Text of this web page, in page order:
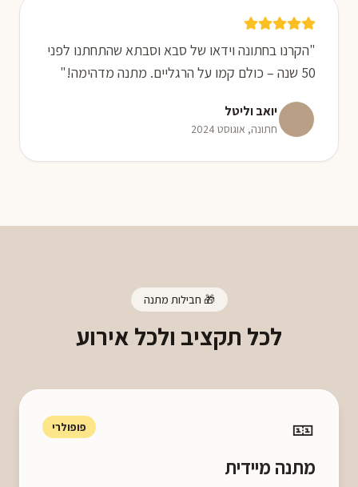
"הקרנו בחתונה וידאו של סבא וסבתא שהתחתנו לפני
50 שנה – כולם קמו על הרגליים. מתנה מדהימה!"
יואב וליטל
חתונה, אוגוסט 2024
🎁 חבילות מתנה
לכל תקציב ולכל אירוע
🎫 פופולרי
מתנה מיידית